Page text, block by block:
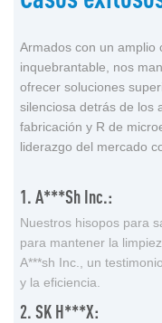
Armados con un amplio
inquebrantable, nos
ofrecer soluciones
silenciosa detrás de los
fabricación y R de
liderazgo del mercado
1. A***sh Inc.:
Nuestros hisopos para
para mantener la
A***sh Inc., un
y la eficiencia.
2. SK H***x: